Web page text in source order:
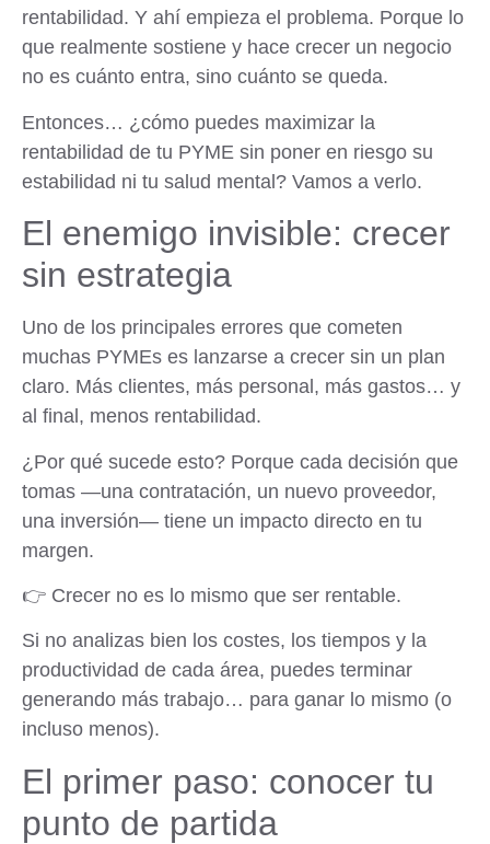
rentabilidad. Y ahí empieza el problema. Porque lo
que realmente sostiene y hace crecer un negocio
no es cuánto entra, sino cuánto se queda.
Entonces… ¿cómo puedes maximizar la
rentabilidad de tu PYME sin poner en riesgo su
estabilidad ni tu salud mental? Vamos a verlo.
El enemigo invisible: crecer
sin estrategia
Uno de los principales errores que cometen
muchas PYMEs es lanzarse a crecer sin un plan
claro. Más clientes, más personal, más gastos… y
al final, menos rentabilidad.
¿Por qué sucede esto? Porque cada decisión que
tomas —una contratación, un nuevo proveedor,
una inversión— tiene un impacto directo en tu
margen.
👉 Crecer no es lo mismo que ser rentable.
Si no analizas bien los costes, los tiempos y la
productividad de cada área, puedes terminar
generando más trabajo… para ganar lo mismo (o
incluso menos).
El primer paso: conocer tu
punto de partida